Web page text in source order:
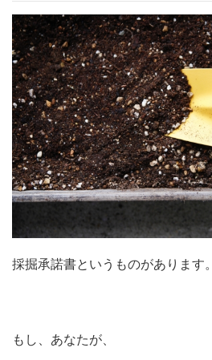
採掘承諾書というものがあります。
もし、あなたが、